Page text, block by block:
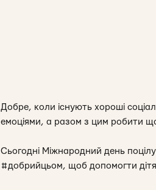
Добре, коли існують хороші
емоціями, а разом з цим робити
Сьогодні Міжнародний день
#добрийцьом, щоб допомогти